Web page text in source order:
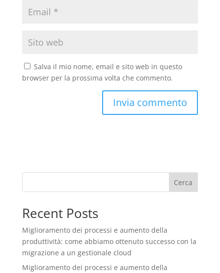
Salva il mio nome, email e sito web in questo
browser per la prossima volta che commento.
Cerca
Recent Posts
Miglioramento dei processi e aumento della
produttività: come abbiamo ottenuto successo con la
migrazione a un gestionale cloud
Miglioramento dei processi e aumento della